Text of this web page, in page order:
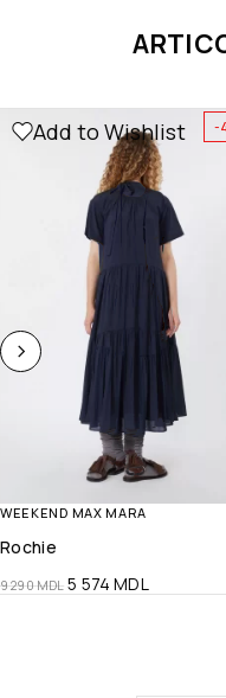
-
Add to Wishlist
WEEKEND MAX MARA
Rochie
9 290MDL 5 574MDL